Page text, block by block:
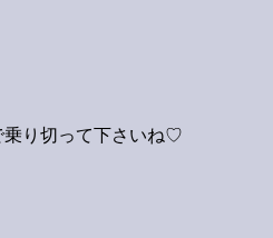
乗り切って下さいね♡